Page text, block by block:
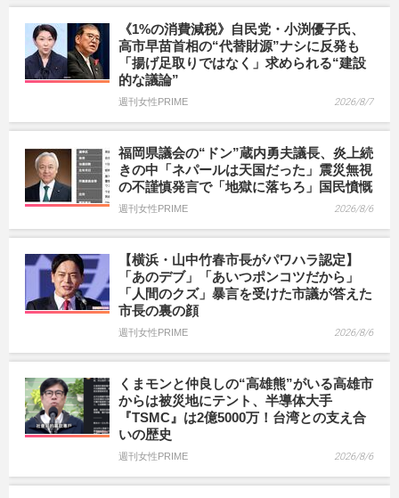
《1%の消費減税》自民党・小渕優子氏、
高市早苗首相の“代替財源”ナシに反発も
「揚げ足取りではなく」求められる“建設
的な議論”
週刊女性PRIME 2026/8/7
福岡県議会の“ドン”蔵内勇夫議長、炎上続
きの中「ネパールは天国だった」震災無視
の不謹慎発言で「地獄に落ちろ」国民憤慨
週刊女性PRIME 2026/8/6
【横浜・山中竹春市長がパワハラ認定】
「あのデブ」「あいつポンコツだから」
「人間のクズ」暴言を受けた市議が答えた
市長の裏の顔
週刊女性PRIME 2026/8/6
くまモンと仲良しの“高雄熊”がいる高雄市
からは被災地にテント、半導体大手
『TSMC』は2億5000万！台湾との支え合
いの歴史
週刊女性PRIME 2026/8/6